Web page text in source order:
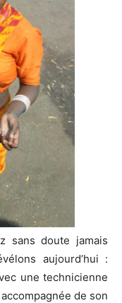
sans doute jamais
aujourd’hui :
une technicienne
de son